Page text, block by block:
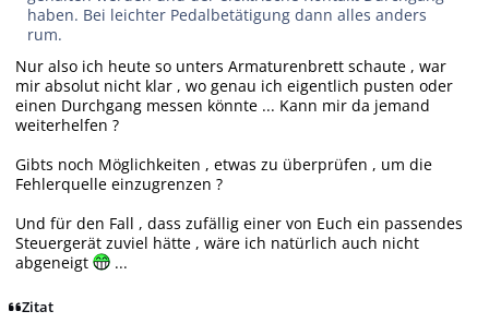
haben. Bei leichter Pedalbetätigung dann alles anders
rum.
Nur also ich heute so unters Armaturenbrett schaute , war
mir absolut nicht klar , wo genau ich eigentlich pusten oder
einen Durchgang messen könnte ... Kann mir da jemand
weiterhelfen ?
Gibts noch Möglichkeiten , etwas zu überprüfen , um die
Fehlerquelle einzugrenzen ?
Und für den Fall , dass zufällig einer von Euch ein passendes
Steuergerät zuviel hätte , wäre ich natürlich auch nicht
abgeneigt
...
Zitat